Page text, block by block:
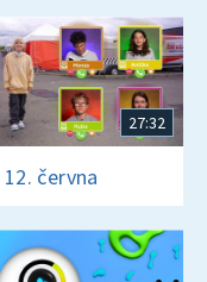
27:32
12. června